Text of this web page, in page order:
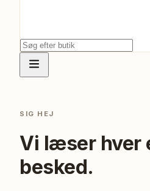
SIG HEJ
Vi læser hver
besked.